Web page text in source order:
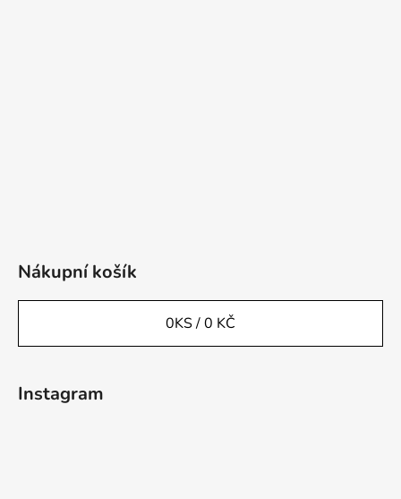
Nákupní košík
0KS /0 KČ
Instagram